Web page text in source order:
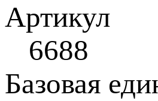
Артикул
6688
Базовая